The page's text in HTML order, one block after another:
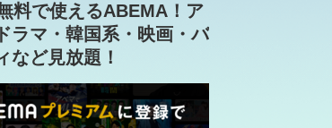
料で使えるABEMA！ア
ラマ・韓国系・映画・バ
など見放題！